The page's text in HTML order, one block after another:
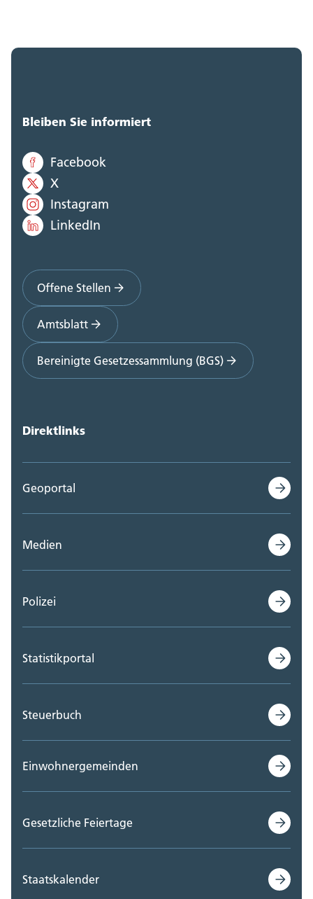
Bleiben Sie informiert
Facebook
X
Instagram
LinkedIn
Offene Stellen
Amtsblatt
Bereinigte Gesetzessammlung (BGS)
Direktlinks
Geoportal
Medien
Polizei
Statistikportal
Steuerbuch
Einwohnergemeinden
Gesetzliche Feiertage
Staatskalender